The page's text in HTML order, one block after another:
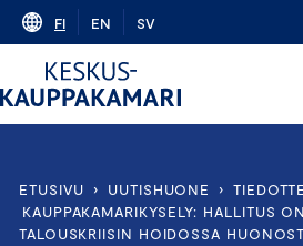
Skip
content
FI EN SV
ETUSIVU › UUTISHUONE ›
KAUPPAKAMARIKYSELY: HALLITUS
TALOUSKRIISIN HOIDOSSA